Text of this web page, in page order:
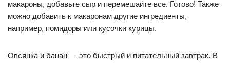
макароны, добавьте сыр и перемешайте все. Готово! Также
можно добавить к макаронам другие ингредиенты,
например, помидоры или кусочки курицы.
Овсянка и банан — это быстрый и питательный завтрак. В